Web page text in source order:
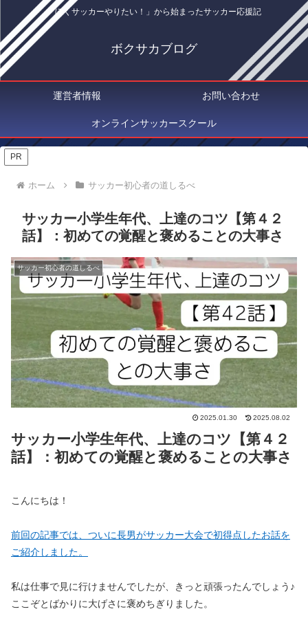
「ぼくサッカーやりたい！」から始まったサッカー応援記
ボクサカブログ
運営者情報 お問い合わせ
オンラインサッカースクール
PR
ホーム サッカー初心者の道しるべ
サッカー小学生年代、上達のコツ【第４２
話】：初めての覚醒と褒めることの大事さ
サッカー初心者の道しるべ
2025.01.30 2025.08.02
サッカー小学生年代、上達のコツ【第４２
話】：初めての覚醒と褒めることの大事さ
こんにちは！
前回の記事では、ついに長男がサッカー大会で初得点したお話を
ご紹介しました。
私は仕事で見に行けませんでしたが、きっと頑張ったんでしょう♪
ここぞとばかりに大げさに褒めちぎりました。